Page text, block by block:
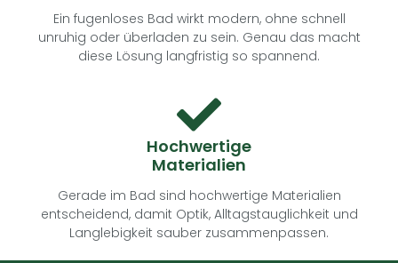
Ein fugenloses Bad wirkt modern, ohne schnell
unruhig oder überladen zu sein. Genau das macht
diese Lösung langfristig so spannend.
Hochwertige
Materialien
Gerade im Bad sind hochwertige Materialien
entscheidend, damit Optik, Alltagstauglichkeit und
Langlebigkeit sauber zusammenpassen.